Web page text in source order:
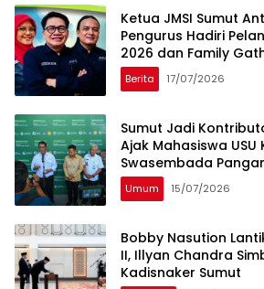
Ketua JMSI Sumut
Pengurus Hadiri
2026 dan Family
Berita 17/07/2026
Sumut Jadi
Ajak Mahasiswa USU
Swasembada
Umum 15/07/2026
Bobby Nasution
II, Illyan Chandra
Kadisnaker Sumut